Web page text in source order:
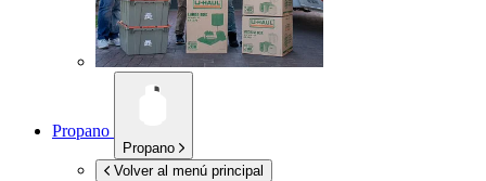
Propano
Propano
Volver al menú principal